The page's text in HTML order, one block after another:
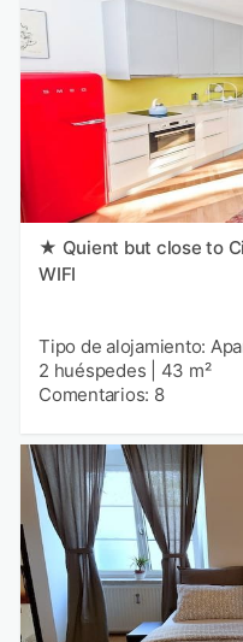
★ Quient but close to
WIFI
Tipo de alojamiento:
2 huéspedes
43 m²
Comentarios: 8